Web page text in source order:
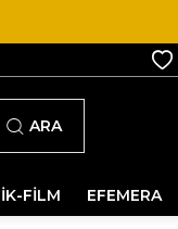
ARA
FİLM EFEMERA